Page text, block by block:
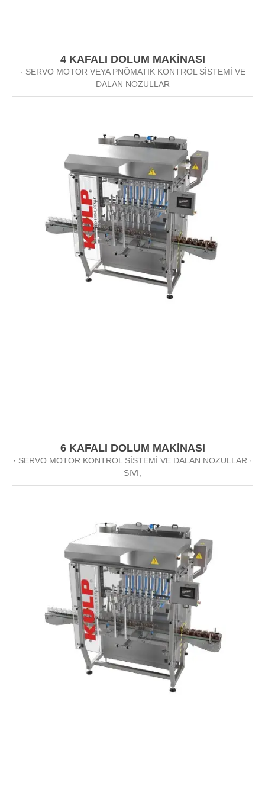
4 KAFALI DOLUM MAKİNASI
· SERVO MOTOR VEYA PNÖMATIK KONTROL SİSTEMİ VE
DALAN NOZULLAR
6 KAFALI DOLUM MAKİNASI
· SERVO MOTOR KONTROL SİSTEMİ VE DALAN NOZULLAR ·
SIVI,